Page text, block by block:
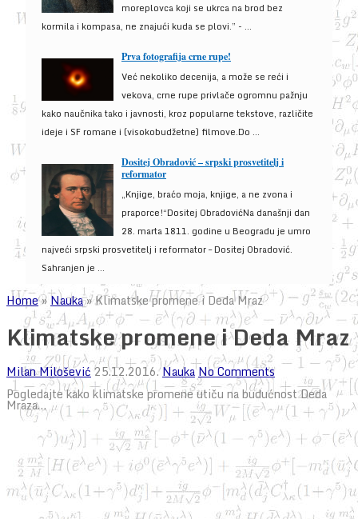
moreplovca koji se ukrca na brod bez
kormila i kompasa, ne znajući kuda se plovi.” - ...
Prva fotografija crne rupe!
Već nekoliko decenija, a može se reći i
vekova, crne rupe privlače ogromnu pažnju
kako naučnika tako i javnosti, kroz popularne tekstove, različite
ideje i SF romane i (visokobudžetne) filmove.Do ...
Dositej Obradović – srpski prosvetitelj i
reformator
„Knjige, braćo moja, knjige, a ne zvona i
praporce!“Dositej ObradovićNa današnji dan
28. marta 1811. godine u Beogradu je umro
najveći srpski prosvetitelj i reformator – Dositej Obradović.
Sahranjen je ...
Home» Nauka»Klimatske promene i Deda Mraz
Klimatske promene i Deda Mraz
Milan Milošević 25.12.2016. Nauka No Comments
Pogledajte kako klimatske promene utiču na budućnost Deda
Mraza…